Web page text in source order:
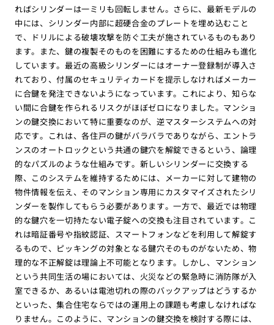
ればシリンダーは一ミリも回転しません。さらに、最新モデルの
中には、シリンダー内部に超硬合金のプレートを埋め込むこと
で、ドリルによる破壊攻撃を防ぐ工夫が施されているものもあり
ます。また、鍵の複製そのものを困難にするための仕組みも進化
しています。最近の高級シリンダーにはオーナー登録制が導入さ
れており、付属のセキュリティカードを提示しなければメーカー
に合鍵を発注できないようになっています。これにより、知らな
い間に合鍵を作られるリスクがほぼゼロになりました。マンショ
ンの鍵交換において特に重要なのが、逆マスターシステムへの対
応です。これは、各住戸の鍵がバラバラでありながら、エントラ
ンスのオートロックという共通の鍵穴を解錠できるという、論理
的なパズルのような仕組みです。新しいシリンダーに交換する
際、このシステムを維持するためには、メーカーに対して建物の
物件情報を伝え、そのマンション専用にカスタマイズされたシリ
ンダーを製作してもらう必要があります。一方で、最近では物理
的な鍵穴を一切持たない電子錠への交換も注目されています。こ
れは暗証番号や指紋認証、スマートフォンなどを利用して解錠す
るもので、ピッキングの対象となる鍵穴そのものがないため、物
理的な不正解錠は理論上不可能となります。しかし、マンション
という共同生活の場においては、火災などの緊急時に消防隊が入
室できるか、あるいは電池切れの際のバックアップはどうするか
といった、集合住宅ならではの運用上の課題も考慮しなければな
りません。このように、マンションの鍵交換を検討する際には、